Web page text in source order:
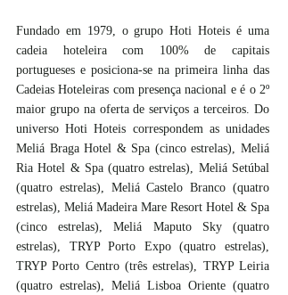
Fundado em 1979, o grupo Hoti Hoteis é uma
cadeia hoteleira com 100% de capitais
portugueses e posiciona-se na primeira linha das
Cadeias Hoteleiras com presença nacional e é o 2º
maior grupo na oferta de serviços a terceiros. Do
universo Hoti Hoteis correspondem as unidades
Meliá Braga Hotel & Spa (cinco estrelas), Meliá
Ria Hotel & Spa (quatro estrelas), Meliá Setúbal
(quatro estrelas), Meliá Castelo Branco (quatro
estrelas), Meliá Madeira Mare Resort Hotel & Spa
(cinco estrelas), Meliá Maputo Sky (quatro
estrelas), TRYP Porto Expo (quatro estrelas),
TRYP Porto Centro (três estrelas), TRYP Leiria
(quatro estrelas), Meliá Lisboa Oriente (quatro